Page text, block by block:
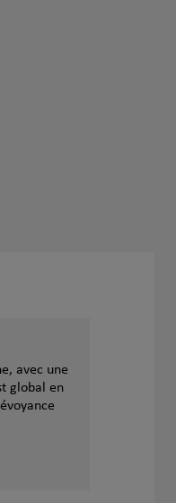
avec une
global en